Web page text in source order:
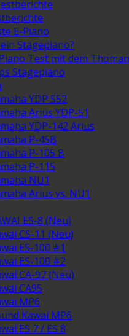
E-Piano
Stagepiano?
Test mit dem
Stagepiano
YDP S52
Arius YDP-51
YDP-142 Arius
P-45B
P-105 B
P-115
NU1
Arius vs. NU1
ES-8 (Neu)
CS-11 (Neu)
ES-100 #1
ES-100 #2
CA-97 (Neu)
CA95
MP6
Kawai MP6
ES 7 / ES 8